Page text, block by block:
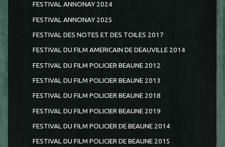
FESTIVAL ANNONAY 2024
FESTIVAL ANNONAY 2025
FESTIVAL DES NOTES ET DES TOILES 2017
FESTIVAL DU FILM AMERICAIN DE DEAUVILLE 2014
FESTIVAL DU FILM POLICIER BEAUNE 2012
FESTIVAL DU FILM POLICIER BEAUNE 2013
FESTIVAL DU FILM POLICIER BEAUNE 2018
FESTIVAL DU FILM POLICIER BEAUNE 2019
FESTIVAL DU FILM POLICIER DE BEAUNE 2014
FESTIVAL DU FILM POLICIER DE BEAUNE 2015